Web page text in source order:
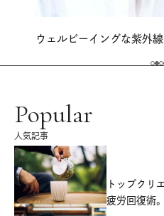
ウェルビーイングな紫外
Popular
人気記事
トップクリ
疲労回復術。